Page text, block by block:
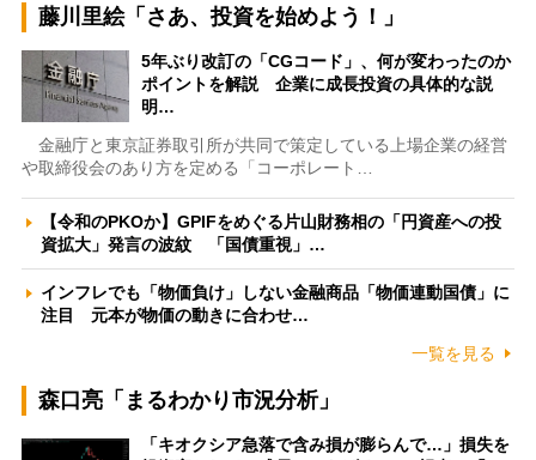
藤川里絵「さあ、投資を始めよう！」
5年ぶり改訂の「CGコード」、何が変わったのか
ポイントを解説 企業に成長投資の具体的な説
明…
金融庁と東京証券取引所が共同で策定している上場企業の経営
や取締役会のあり方を定める「コーポレート…
【令和のPKOか】GPIFをめぐる片山財務相の「円資産への投
資拡大」発言の波紋 「国債重視」…
インフレでも「物価負け」しない金融商品「物価連動国債」に
注目 元本が物価の動きに合わせ…
一覧を見る
森口亮「まるわかり市況分析」
「キオクシア急落で含み損が膨らんで…」損失を